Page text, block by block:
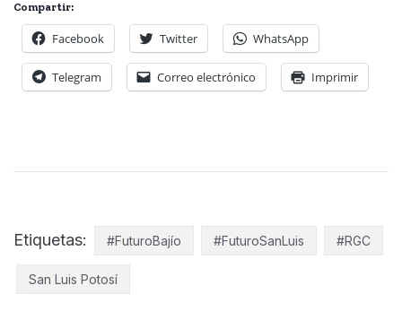
Compartir:
Facebook Twitter WhatsApp
Telegram Correo electrónico Imprimir
Etiquetas: #FuturoBajío #FuturoSanLuis #RGC
San Luis Potosí